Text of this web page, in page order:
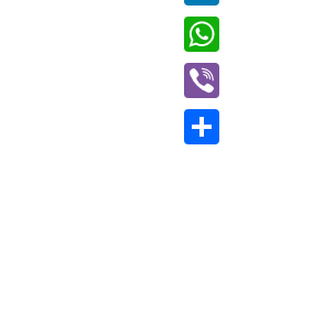
WhatsApp
Viber
Share